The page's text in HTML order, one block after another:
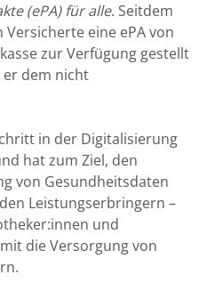
(ePA) für alle. Seitdem
eine ePA von
zur Verfügung gestellt
dem nicht
in der Digitalisierung
hat zum Ziel, den
von Gesundheitsdaten
Leistungserbringern –
und
die Versorgung von